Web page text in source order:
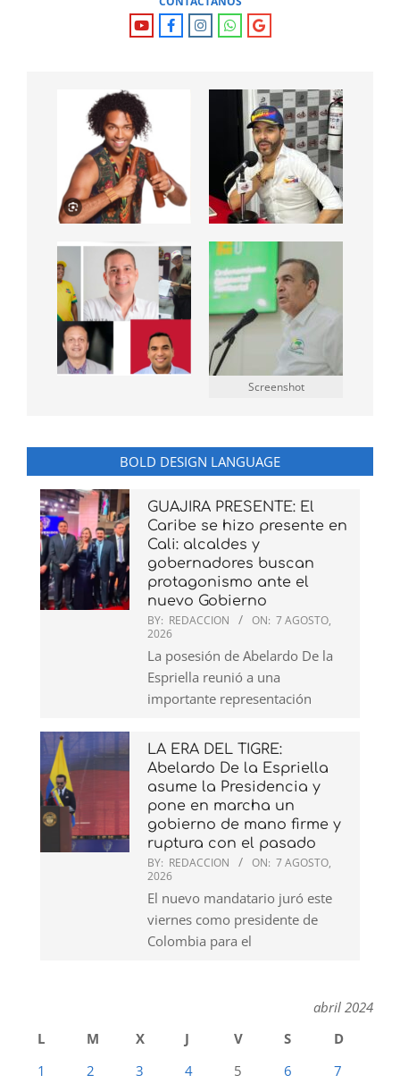
Screenshot
BOLD DESIGN LANGUAGE
GUAJIRA PRESENTE: El
Caribe se hizo presente en
Cali: alcaldes y
gobernadores buscan
protagonismo ante el
nuevo Gobierno
BY: REDACCION ON: 7 AGOSTO,
2026
La posesión de Abelardo De la
Espriella reunió a una
importante representación
LA ERA DEL TIGRE:
Abelardo De la Espriella
asume la Presidencia y
pone en marcha un
gobierno de mano firme y
ruptura con el pasado
BY: REDACCION ON: 7 AGOSTO,
2026
El nuevo mandatario juró este
viernes como presidente de
Colombia para el
abril 2024
L
M X J V S
D
1
2 3 4 5 6
7